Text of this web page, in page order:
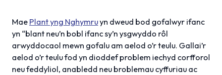
Mae Plant yng Nghymruyn dweud bod gofalwyr ifanc
yn “blant neu’n bobl ifanc sy’n ysgwyddo rôl
arwyddocaol mewn gofalu am aelod o’r teulu. Gallai’r
aelod o’r teulu fod yn dioddef problem iechyd corfforol
neu feddyliol, anabledd neu broblemau cyffuriau ac